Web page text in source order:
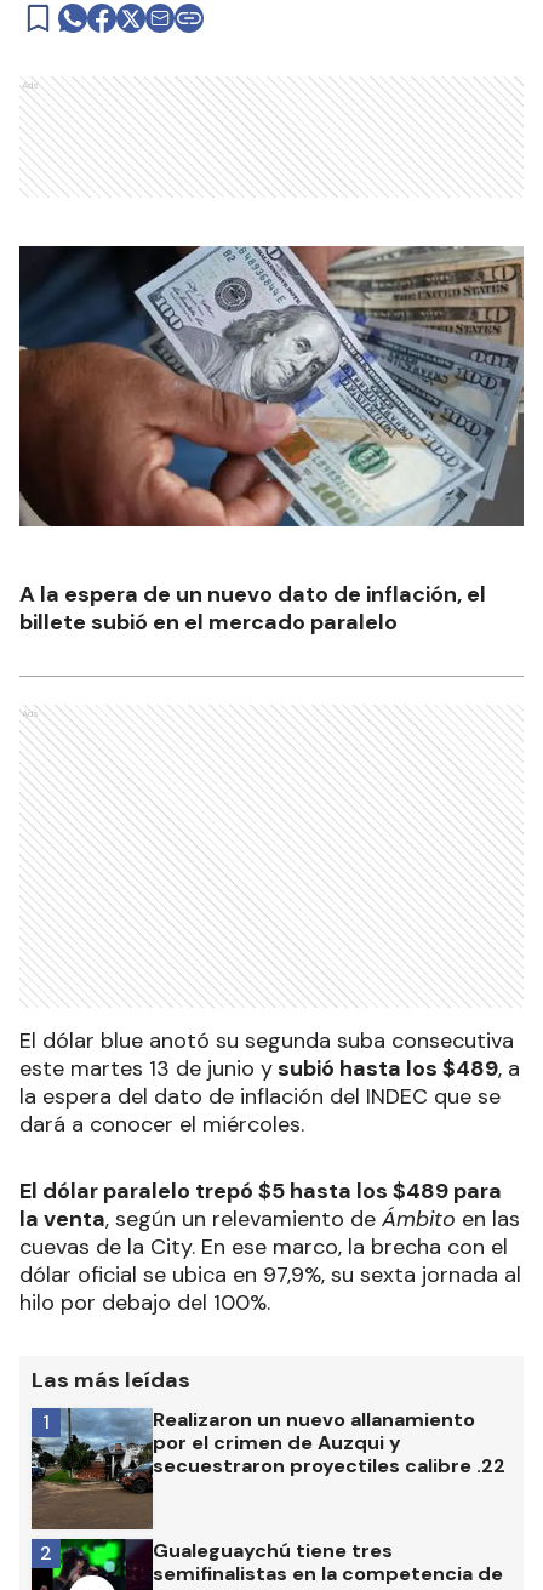
Ads
A la espera de un nuevo dato de inflación, el
billete subió en el mercado paralelo
Ads
El dólar blue anotó su segunda suba consecutiva
este martes 13 de junio ysubió hasta los $489, a
la espera del dato de inflación del INDEC que se
dará a conocer el miércoles.
El dólar paralelo trepó $5 hasta los $489 para
la venta, según un relevamiento de Ámbito en las
cuevas de la City. En ese marco, la brecha con el
dólar oficial se ubica en 97,9%, su sexta jornada al
hilo por debajo del 100%.
Las más leídas
Realizaron un nuevo allanamiento
por el crimen de Auzqui y
secuestraron proyectiles calibre .22
1
Gualeguaychú tiene tres
semifinalistas en la competencia de
2